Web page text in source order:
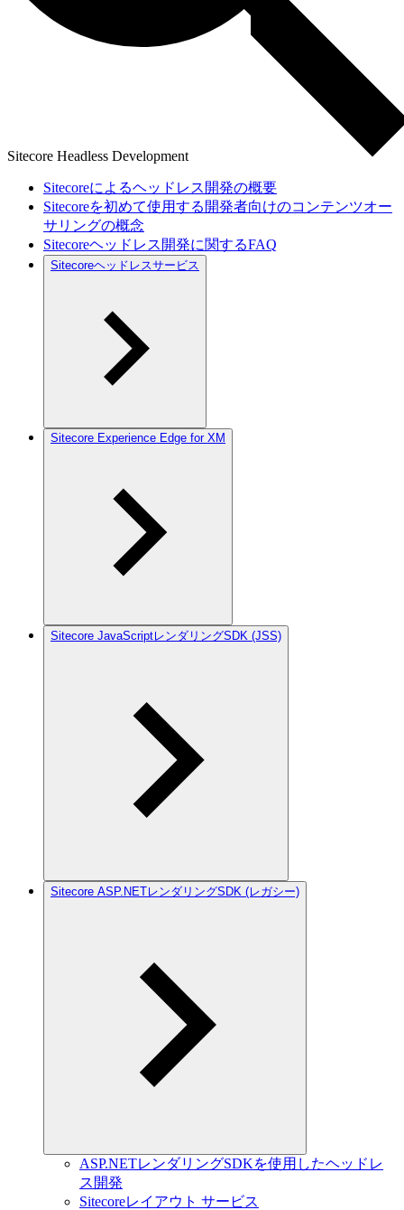
Sitecore Headless Development
Sitecoreによるヘッドレス開発の概要
Sitecoreを初めて使用する開発者向けのコンテンツオー
サリングの概念
Sitecoreヘッドレス開発に関するFAQ
Sitecoreヘッドレスサービス
Sitecore Experience Edge for XM
Sitecore JavaScriptレンダリングSDK (JSS)
Sitecore ASP.NETレンダリングSDK (レガシー)
ASP.NETレンダリングSDKを使用したヘッドレ
ス開発
Sitecoreレイアウト サービス